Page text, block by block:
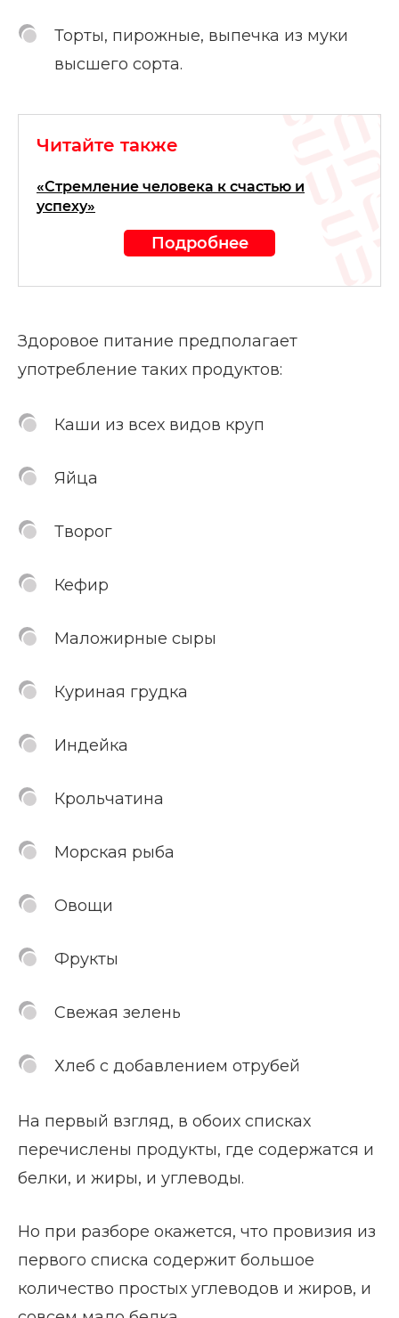
Торты, пирожные, выпечка из муки
высшего сорта.
Читайте также
«Стремление человека к счастью и
успеху»
Подробнее
Здоровое питание предполагает
употребление таких продуктов:
Каши из всех видов круп
Яйца
Творог
Кефир
Маложирные сыры
Куриная грудка
Индейка
Крольчатина
Морская рыба
Овощи
Фрукты
Свежая зелень
Хлеб с добавлением отрубей
На первый взгляд, в обоих списках
перечислены продукты, где содержатся и
белки, и жиры, и углеводы.
Но при разборе окажется, что провизия из
первого списка содержит большое
количество простых углеводов и жиров, и